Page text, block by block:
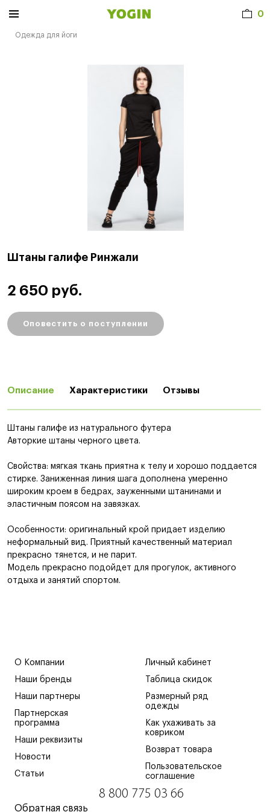
0
Одежда для йоги
Штаны галифе Ринжали
2 650 руб.
Оповестить о поступлении
Описание Характеристики Отзывы
Штаны галифе из натурального футера
Авторкие штаны черного цвета.
Свойства: мягкая ткань приятна к телу и хорошо поддается
стирке. Заниженная линия шага дополнена умеренно
широким кроем в бедрах, зауженными штанинами и
эластичным поясом на завязках.
Особенности: оригинальный крой придает изделию
неформальный вид. Приятный качественный материал
прекрасно тянется, и не парит.
Модель прекрасно подойдет для прогулок, активного
отдыха и занятий спортом.
О Компании
Наши бренды
Наши партнеры
Партнерская
программа
Наши реквизиты
Новости
Статьи
Личный кабинет
Таблица скидок
Размерный ряд
одежды
Как ухаживать за
ковриком
Возврат товара
Пользовательское
соглашение
8 800 775 03 66
Обратная связь